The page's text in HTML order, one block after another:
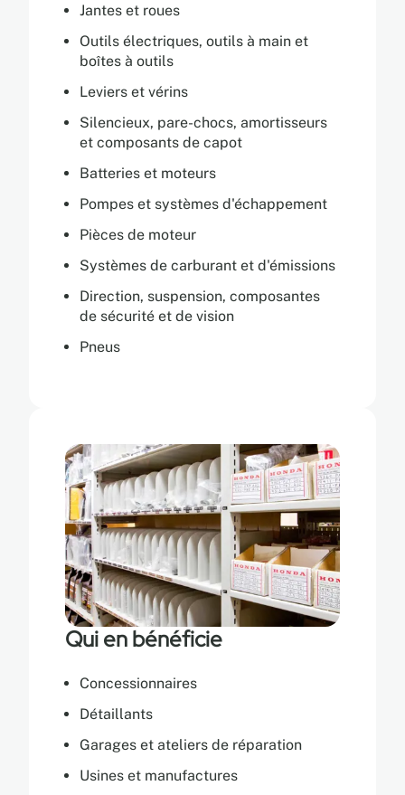
Jantes et roues
Outils électriques, outils à main et
boîtes à outils
Leviers et vérins
Silencieux, pare-chocs, amortisseurs
et composants de capot
Batteries et moteurs
Pompes et systèmes d'échappement
Pièces de moteur
Systèmes de carburant et d'émissions
Direction, suspension, composantes
de sécurité et de vision
Pneus
Qui en bénéficie
Concessionnaires
Détaillants
Garages et ateliers de réparation
Usines et manufactures